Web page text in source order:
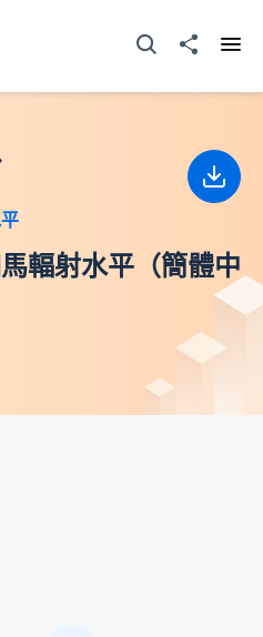
打開搜尋器分享至
輻射水平（簡體中
下載